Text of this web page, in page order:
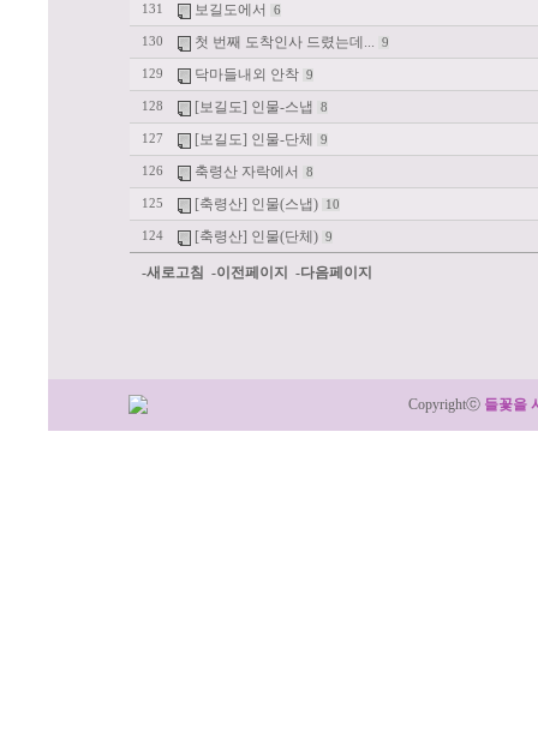
131 보길도에서 6
130 첫 번째 도착인사 드렸는데... 9
129 닥마들내외 안착 9
128 [보길도] 인물-스냅 8
127 [보길도] 인물-단체 9
126 축령산 자락에서 8
125 [축령산] 인물(스냅) 10
124 [축령산] 인물(단체) 9
-새로고침 -이전페이지 -다음페이지
Copyrightⓒ 들꽃을